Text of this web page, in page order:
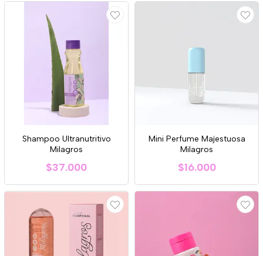
Shampoo Ultranutritivo
Milagros
$37.000
Mini Perfume Majestuosa
Milagros
$16.000